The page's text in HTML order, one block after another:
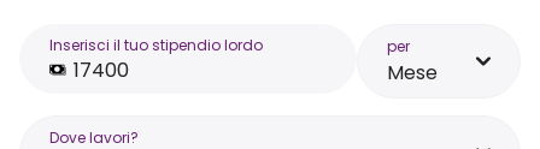
Inserisci il tuo stipendio lordo per
Mese
Dove lavori?